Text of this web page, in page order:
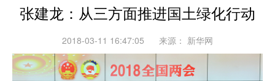
张建龙：从三方面推进国土绿化行动
2018-03-11 16:47:05 来源： 新华网